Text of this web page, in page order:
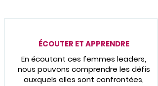
ÉCOUTER ET APPRENDRE
En écoutant ces femmes leaders,
nous pouvons comprendre les défis
auxquels elles sont confrontées,